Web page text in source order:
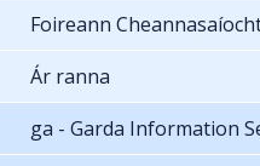
Foireann
Ár ranna
ga - Garda Information